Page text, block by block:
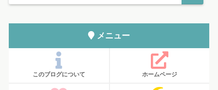
メニュー
このブログについて ホームページ